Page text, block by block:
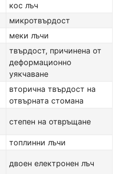
кос лъч
микротвърдост
меки лъчи
твърдост, причинена от
деформационно
уякчаване
вторична твърдост на
отвърната стомана
степен на отвръщане
топлинни лъчи
двоен електронен лъч